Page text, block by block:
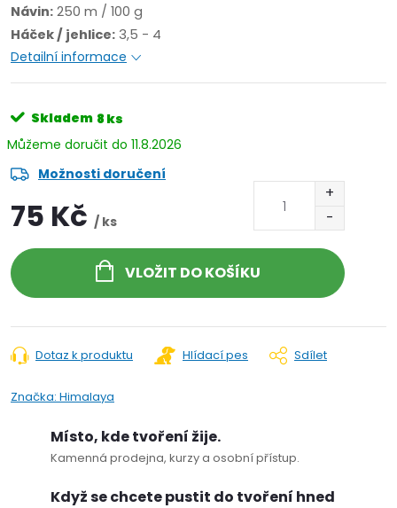
Návin: 250 m / 100 g
Háček / jehlice: 3,5 - 4
Detailní informace
Skladem 8 ks
11.8.2026
Možnosti doručení
75 Kč / ks
VLOŽIT DO KOŠÍKU
Dotaz k produktu Hlídací pes Sdílet
Značka: Himalaya
Místo, kde tvoření žije.
Kamenná prodejna, kurzy a osobní přístup.
Když se chcete pustit do tvoření hned